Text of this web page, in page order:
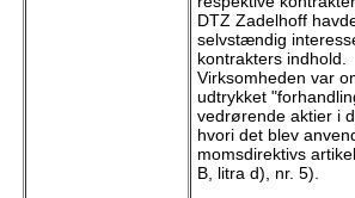
DTZ Zadelhoff
selvstændig
kontrakters indhold.
Virksomheden var
udtrykket
vedrørende aktier i
hvori det blev
momsdirektivs
B, litra d), nr. 5).